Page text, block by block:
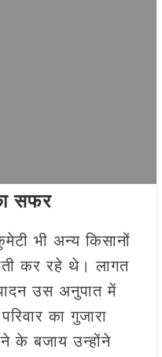
सफर
भी अन्य किसानों
कर रहे थे। लागत
उस अनुपात में
का गुजारा
के बजाय उन्होंने